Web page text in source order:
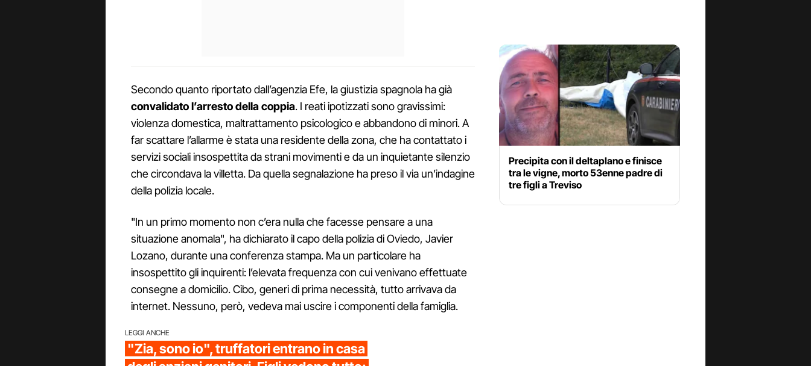
Secondo quanto riportato dall’agenzia Efe, la giustizia spagnola ha già
convalidato l’arresto della coppia. I reati ipotizzati sono gravissimi:
violenza domestica, maltrattamento psicologico e abbandono di minori. A
far scattare l’allarme è stata una residente della zona, che ha contattato i
servizi sociali insospettita da strani movimenti e da un inquietante silenzio
che circondava la villetta. Da quella segnalazione ha preso il via un’indagine
della polizia locale.
"In un primo momento non c’era nulla che facesse pensare a una
situazione anomala", ha dichiarato il capo della polizia di Oviedo, Javier
Lozano, durante una conferenza stampa. Ma un particolare ha
insospettito gli inquirenti: l’elevata frequenza con cui venivano effettuate
consegne a domicilio. Cibo, generi di prima necessità, tutto arrivava da
internet. Nessuno, però, vedeva mai uscire i componenti della famiglia.
LEGGI ANCHE
"Zia, sono io", truffatori entrano in casa
Precipita con il deltaplano e finisce
tra le vigne, morto 53enne padre di
tre figli a Treviso